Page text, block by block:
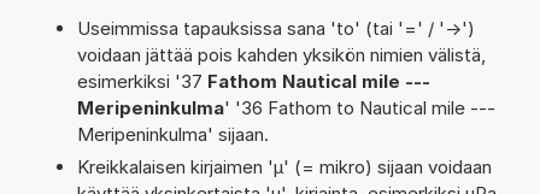
Useimmissa tapauksissa sana 'to' (tai '=' / '->')
voidaan jättää pois kahden yksikön nimien välistä,
esimerkiksi '37 Fathom Nautical mile ---
Meripeninkulma' '36 Fathom to Nautical mile ---
Meripeninkulma' sijaan.
Kreikkalaisen kirjaimen 'µ' (= mikro) sijaan voidaan